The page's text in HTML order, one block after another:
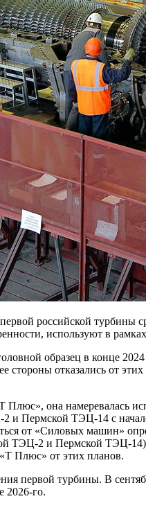
российской
используют в
образец в конце
стороны отказались от
Плюс», она
и Пермской ТЭЦ-14 с
от «Силовых машин»
ТЭЦ-2 и Пермской ТЭЦ-
Плюс» от этих планов.
турбины. В
2026-го.